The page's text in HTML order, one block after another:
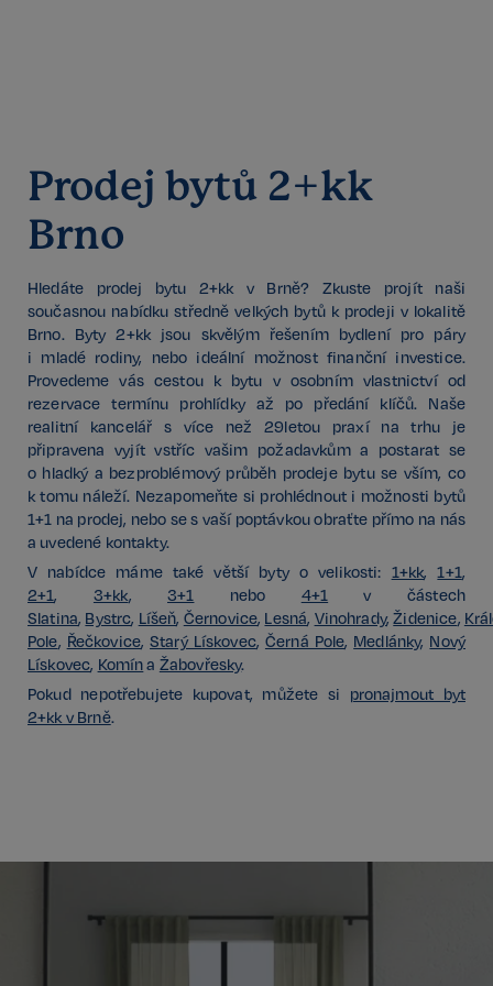
Prodej bytů 2+kk
Brno
Hledáte prodej bytu 2+kk v Brně? Zkuste projít naši
současnou nabídku středně velkých bytů k prodeji v lokalitě
Brno. Byty 2+kk jsou skvělým řešením bydlení pro páry
i mladé rodiny, nebo ideální možnost finanční investice.
Provedeme vás cestou k bytu v osobním vlastnictví od
rezervace termínu prohlídky až po předání klíčů. Naše
realitní kancelář s více než 29letou praxí na trhu je
připravena vyjít vstříc vašim požadavkům a postarat se
o hladký a bezproblémový průběh prodeje bytu se vším, co
k tomu náleží. Nezapomeňte si prohlédnout i možnosti bytů
1+1 na prodej, nebo se s vaší poptávkou obraťte přímo na nás
a uvedené kontakty.
V nabídce máme také větší byty o velikosti: 1+kk,1+1,
2+1, 3+kk, 3+1 nebo 4+1 v částech
Slatina, Bystrc, Líšeň, Černovice, Lesná, Vinohrady, Židenice,
Pole, Řečkovice, Starý Lískovec, Černá Pole, Medlánky, Nový
Lískovec, Komína Žabovřesky.
Pokud nepotřebujete kupovat, můžete si pronajmout byt
2+kk v Brně.
CookieScriptConsent
sp_t
Spotify Inc.
.spotify.com
11 měsíců
4 týdny
sp_landing
Privacy Policy